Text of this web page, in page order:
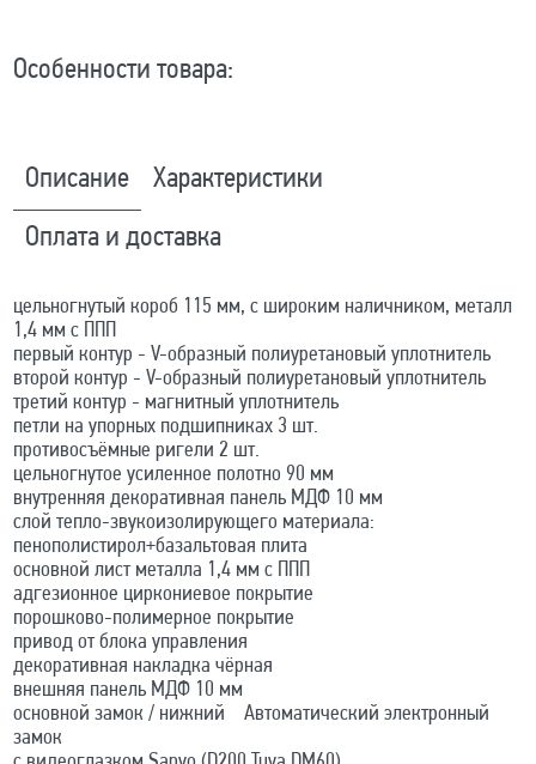
Особенности товара:
Описание Характеристики
Оплата и доставка
цельногнутый короб 115 мм, с широким наличником, металл
1,4 мм с ППП
первый контур - V-образный полиуретановый уплотнитель
второй контур - V-образный полиуретановый уплотнитель
третий контур - магнитный уплотнитель
петли на упорных подшипниках 3 шт.
противосъёмные ригели 2 шт.
цельногнутое усиленное полотно 90 мм
внутренняя декоративная панель МДФ 10 мм
слой тепло-звукоизолирующего материала:
пенополистирол+базальтовая плита
основной лист металла 1,4 мм с ППП
адгезионное циркониевое покрытие
порошково-полимерное покрытие
привод от блока управления
декоративная накладка чёрная
внешняя панель МДФ 10 мм
основной замок / нижний Автоматический электронный
замок